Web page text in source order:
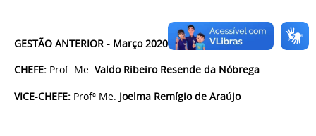
GESTÃO ANTERIOR - Março 2020- Março 2022
CHEFE: Prof. Me. Valdo Ribeiro Resende da Nóbrega
VICE-CHEFE: Profª Me. Joelma Remígio de Araújo